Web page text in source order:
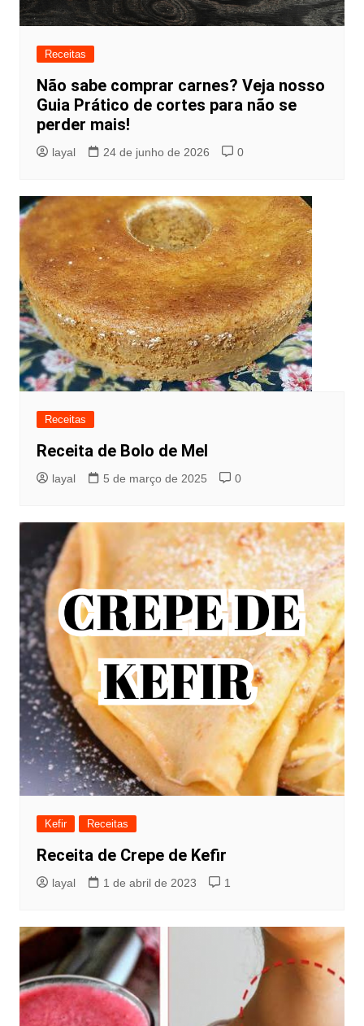
Receitas
Não sabe comprar carnes? Veja nosso
Guia Prático de cortes para não se
perder mais!
layal 24 de junho de 2026 0
Receitas
Receita de Bolo de Mel
layal 5 de março de 2025 0
Kefir Receitas
Receita de Crepe de Kefir
layal 1 de abril de 2023 1